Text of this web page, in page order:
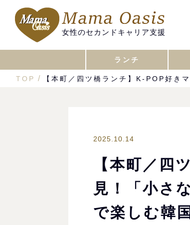
女性のセカンドキャリア支援
ランチ
TOP 【本町／四ツ橋ランチ】K-POP好き
2025.10.14
【本町／四
見！「小さ
で楽しむ韓